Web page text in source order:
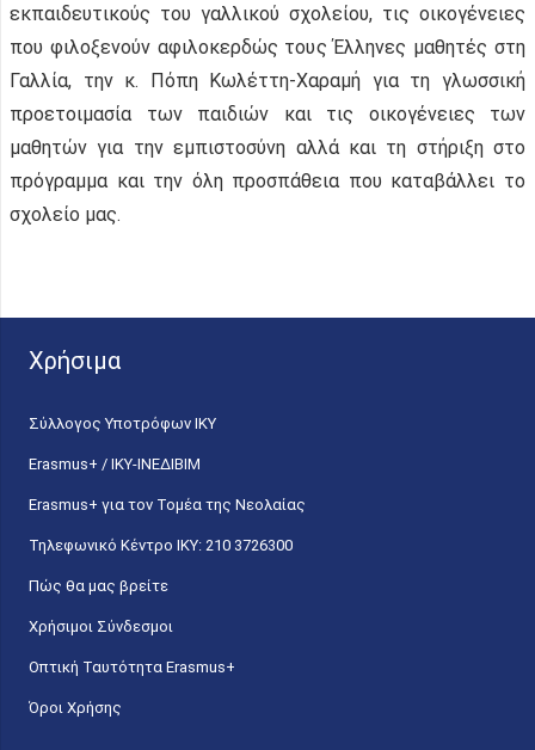
εκπαιδευτικούς του γαλλικού σχολείου, τις οικογένειες
που φιλοξενούν αφιλοκερδώς τους Έλληνες μαθητές στη
Γαλλία, την κ. Πόπη Κωλέττη-Χαραμή για τη γλωσσική
προετοιμασία των παιδιών και τις οικογένειες των
μαθητών για την εμπιστοσύνη αλλά και τη στήριξη στο
πρόγραμμα και την όλη προσπάθεια που καταβάλλει το
σχολείο μας.
Χρήσιμα
Σύλλογος Υποτρόφων ΙΚΥ
Erasmus+ / ΙΚΥ-ΙΝΕΔΙΒΙΜ
Erasmus+ για τον Τομέα της Νεολαίας
Τηλεφωνικό Κέντρο IKY: 210 3726300
Πώς θα μας βρείτε
Χρήσιμοι Σύνδεσμοι
Οπτική Ταυτότητα Erasmus+
Όροι Χρήσης